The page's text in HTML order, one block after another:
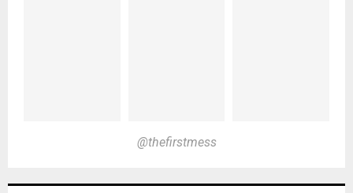
@thefirstmess